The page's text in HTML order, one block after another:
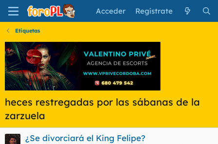
Acceder Regístrate
Etiquetas
heces restregadas por las sábanas de la
zarzuela
¿Se divorciará el King Felipe?